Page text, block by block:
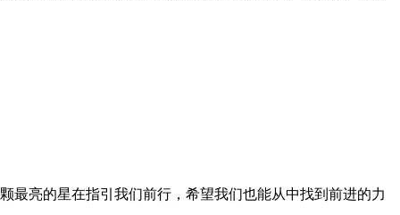
最亮的星在指引我们前行，希望我们也能从中找到前进的力